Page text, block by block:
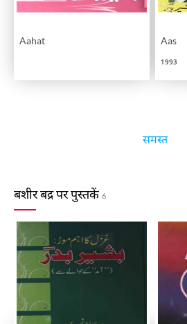
Aahat Aas
1993
समस्त
बशीर बद्र पर पुस्तकें 6